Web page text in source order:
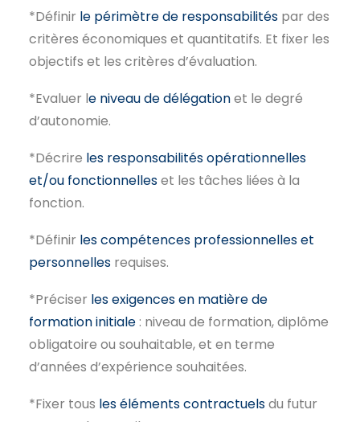
*Définir le périmètre de responsabilités par des
critères économiques et quantitatifs. Et fixer les
objectifs et les critères d’évaluation.
*Evaluer le niveau de délégationet le degré
d’autonomie.
*Décrire les responsabilités opérationnelles
et/ou fonctionnelleset les tâches liées à la
fonction.
*Définir les compétences professionnelles et
personnelles requises.
*Préciser les exigences en matière de
formation initiale : niveau de formation, diplôme
obligatoire ou souhaitable, et en terme
d’années d’expérience souhaitées.
*Fixer tous les éléments contractuelsdu futur